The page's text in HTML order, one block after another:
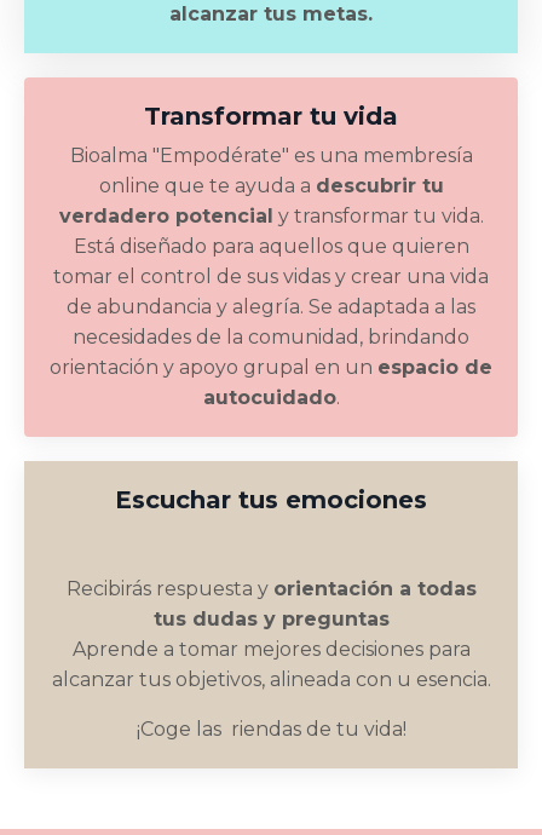
alcanzar tus metas.
Transformar tu vida
Bioalma "Empodérate" es una membresía
online que te ayuda a descubrir tu
verdadero potencial y transformar tu vida.
Está diseñado para aquellos que quieren
tomar el control de sus vidas y crear una vida
de abundancia y alegría. Se adaptada a las
necesidades de la comunidad, brindando
orientación y apoyo grupal en un espacio de
autocuidado.
Escuchar tus emociones
Recibirás respuesta y orientación a todas
tus dudas y preguntas
Aprende a tomar mejores decisiones para
alcanzar tus objetivos, alineada con u esencia.
¡Coge las riendas de tu vida!